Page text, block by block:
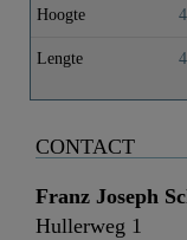
Hoogte
Lengte
CONTACT
Franz Joseph
Hullerweg 1